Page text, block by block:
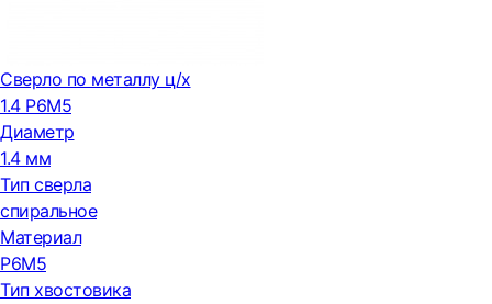
Сверло по металлу ц/х
1.4 Р6М5
Диаметр
1.4 мм
Тип сверла
спиральное
Материал
Р6М5
Тип хвостовика